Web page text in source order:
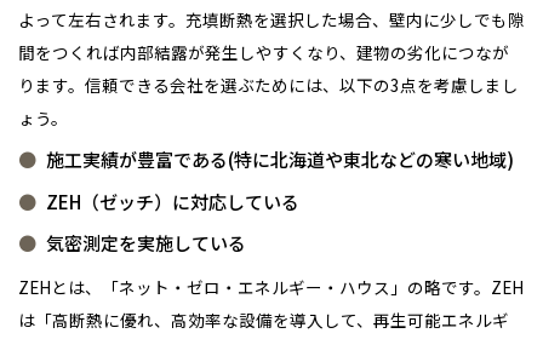
よって左右されます。充填断熱を選択した場合、壁内に少しでも隙
間をつくれば内部結露が発生しやすくなり、建物の劣化につなが
ります。信頼できる会社を選ぶためには、以下の3点を考慮しまし
ょう。
施工実績が豊富である(特に北海道や東北などの寒い地域)
ZEH（ゼッチ）に対応している
気密測定を実施している
ZEHとは、「ネット・ゼロ・エネルギー・ハウス」の略です。ZEH
は「高断熱に優れ、高効率な設備を導入して、再生可能エネルギ